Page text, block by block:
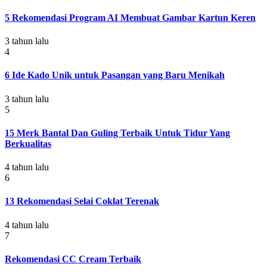
5 Rekomendasi Program AI Membuat Gambar Kartun Keren
3 tahun lalu
4
6 Ide Kado Unik untuk Pasangan yang Baru Menikah
3 tahun lalu
5
15 Merk Bantal Dan Guling Terbaik Untuk Tidur Yang
Berkualitas
4 tahun lalu
6
13 Rekomendasi Selai Coklat Terenak
4 tahun lalu
7
Rekomendasi CC Cream Terbaik